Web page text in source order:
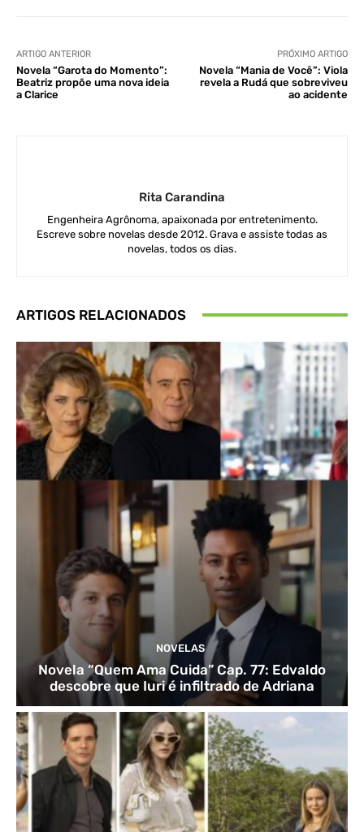
ARTIGO ANTERIOR
Novela “Garota do Momento”:
Beatriz propõe uma nova ideia
a Clarice
PRÓXIMO ARTIGO
Novela “Mania de Você”: Viola
revela a Rudá que sobreviveu
ao acidente
Rita Carandina
Engenheira Agrônoma, apaixonada por entretenimento.
Escreve sobre novelas desde 2012. Grava e assiste todas as
novelas, todos os dias.
ARTIGOS RELACIONADOS
NOVELAS
Novela “Quem Ama Cuida” Cap. 77: Edvaldo
descobre que Iuri é infiltrado de Adriana